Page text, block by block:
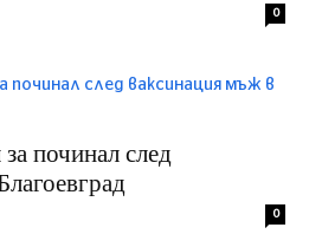
0
починал след
0